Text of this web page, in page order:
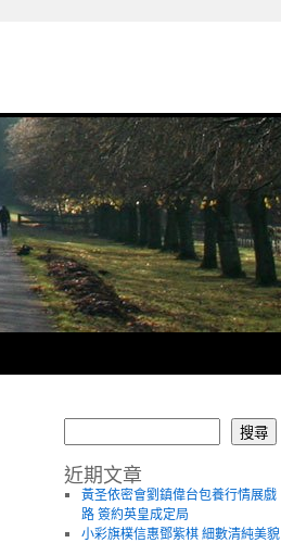
搜尋
近期文章
黃圣依密會劉鎮偉台包養行情展戲
路 簽約英皇成定局
小彩旗樸信惠鄧紫棋 細數清純美貌